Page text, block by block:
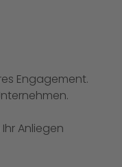
Engagement.
Anliegen